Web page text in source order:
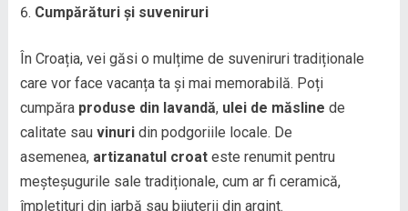
Cumpărături și suveniruri
În Croația, vei găsi o mulțime de suveniruri tradiționale
care vor face vacanța ta și mai memorabilă. Poți
cumpăra produse din lavandă, ulei de măsline de
calitate sau vinuridin podgoriile locale. De
asemenea, artizanatul croateste renumit pentru
meșteșugurile sale tradiționale, cum ar fi ceramică,
împletituri din iarbă sau bijuterii din argint.